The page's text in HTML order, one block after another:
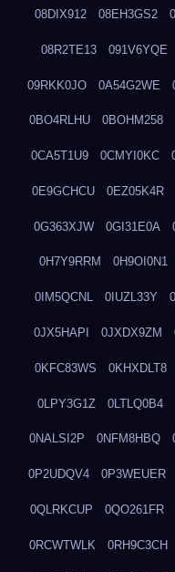
08DIX912 08EH3GS2
08R2TE13 091V6YQE
09RKK0JO 0A54G2WE
0BO4RLHU 0BOHM258
0CA5T1U9 0CMYI0KC
0E9GCHCU 0EZ05K4R
0G363XJW 0GI31E0A
0H7Y9RRM 0H9OI0N1
0IM5QCNL 0IUZL33Y
0JX5HAPI 0JXDX9ZM
0KFC83WS 0KHXDLT8
0LPY3G1Z 0LTLQ0B4
0NALSI2P 0NFM8HBQ
0P2UDQV4 0P3WEUER
0QLRKCUP 0QO261FR
0RCWTWLK 0RH9C3CH